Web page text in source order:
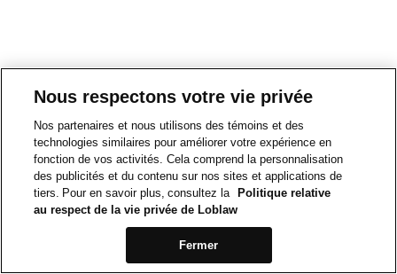
Nous respectons votre vie privée
Nos partenaires et nous utilisons des témoins et des
technologies similaires pour améliorer votre expérience en
fonction de vos activités. Cela comprend la personnalisation
des publicités et du contenu sur nos sites et applications de
tiers. Pour en savoir plus, consultez la
Politique relative
au respect de la vie privée de Loblaw
Fermer